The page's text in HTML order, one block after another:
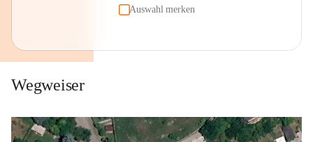
Auswahl merken
Wegweiser